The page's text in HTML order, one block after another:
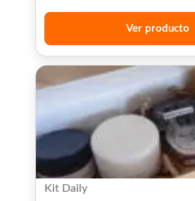
Ver producto
Kit Daily